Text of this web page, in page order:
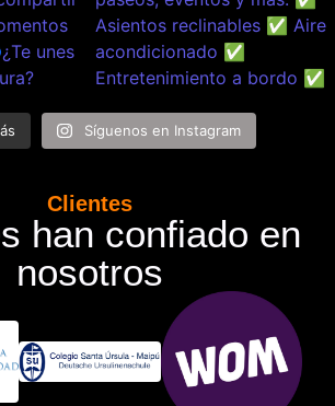
Síguenos en Instagram
Clientes
han confiado en
nosotros